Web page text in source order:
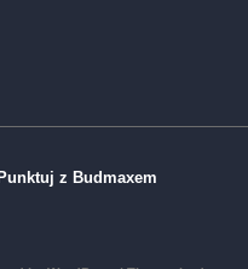
Punktuj z Budmaxem